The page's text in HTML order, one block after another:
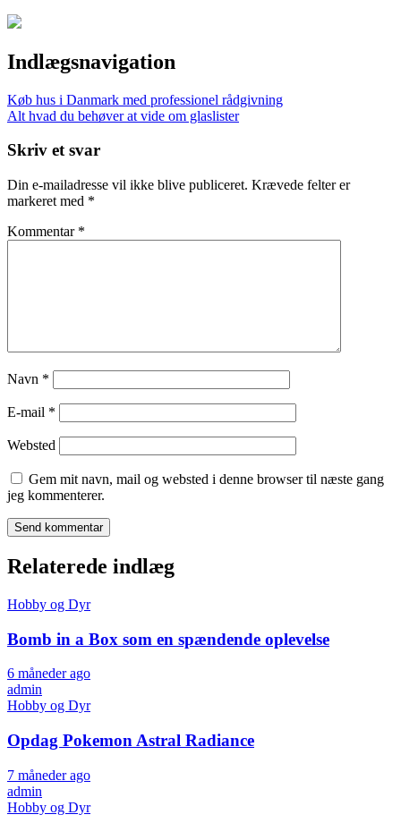
Indlægsnavigation
Køb hus i Danmark med professionel rådgivning
Alt hvad du behøver at vide om glaslister
Skriv et svar
Din e-mailadresse vil ikke blive publiceret. Krævede felter er
markeret med *
Kommentar *
Navn *
E-mail *
Websted
Gem mit navn, mail og websted i denne browser til næste gang
jeg kommenterer.
Relaterede indlæg
Hobby og Dyr
Bomb in a Box som en spændende oplevelse
6 måneder ago
admin
Hobby og Dyr
Opdag Pokemon Astral Radiance
7 måneder ago
admin
Hobby og Dyr